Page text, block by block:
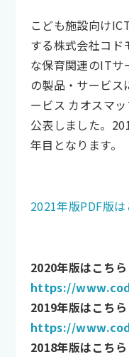
こども施設向け
する株式会社コ
な保育関連のITサ
の製品・サービス
ービス カオスマッ
公表しました。
年目となります。
2021年版PDF版は
2020年版はこち
https://
2019年版はこち
https://
2018年版はこち